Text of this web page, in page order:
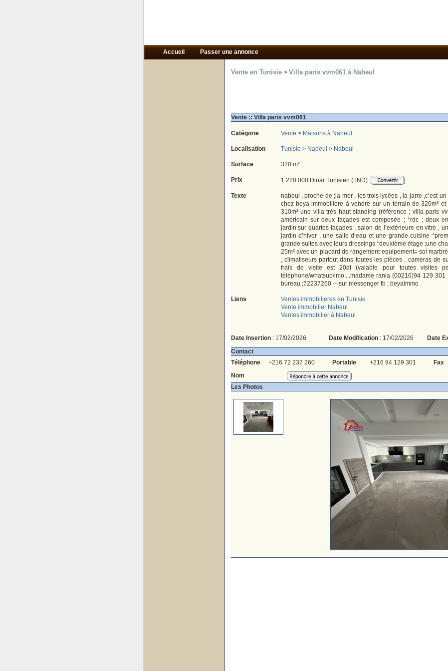
Accueil Passer une annonce
Vente en Tunisie > Villa paris vvm061 à Nabeul
Vente :: Villa paris vvm061
Catégorie Vente > Maisons à Nabeul
Localisation Tunisie > Nabeul > Nabeul
Surface 320 m²
Prix 1 220 000 Dinar Tunisien (TND)
Texte
nabeul , proche de ;la mer , les trois lycées , la jarre ,c’est
chez beya immobiliere à vendre sur un terrain de 320m² et
310m² une villa très haut standing (référence ; villa paris
américain sur deux façades est composée ; *rdc ; deux
jardin sur quartes façades , salon de l’extérieure en vitre ,
jardin d’hiver , une salle d’eau et une grande cuisine
grande suites avec leurs dressings *deuxième étage ;une
25m² avec un placard de rangement equipement= sol
, climatiseurs partout dans toutes les pièces , cameras de
frais de visite est 20dt (valable pour toutes visites
téléphone/whatsup/imo....madame rania (00216)94 129 301
bureau ;72237260 ---sur messenger fb ; beyaimmo .
Liens
Ventes immobilieres en Tunisie
Vente immobilier Nabeul
Ventes immobilier à Nabeul
Date Insertion: 17/02/2026 Date Modification: 17/02/2026 Date
Contact
Téléphone
+216 72 237 260 Portable +216 94 129 301 Fax
Nom
Les Photos